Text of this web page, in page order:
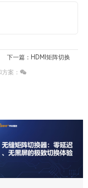
下一篇：HDMI矩阵切换
案：